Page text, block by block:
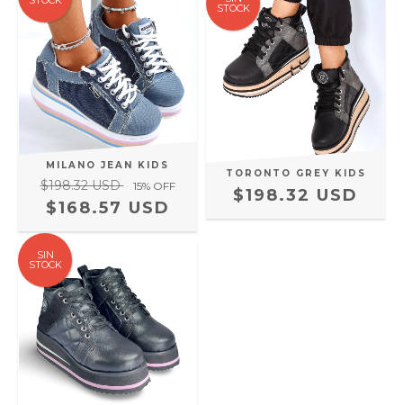
MILANO JEAN KIDS
$198.32 USD 15% OFF
$168.57 USD
STOCK
TORONTO GREY KIDS
$198.32 USD
SIN
STOCK